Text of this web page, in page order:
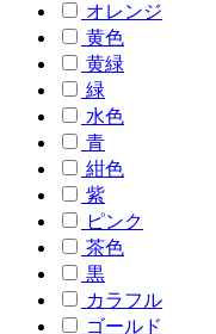
オレンジ
黄色
黄緑
緑
水色
青
紺色
紫
ピンク
茶色
黒
カラフル
ゴールド